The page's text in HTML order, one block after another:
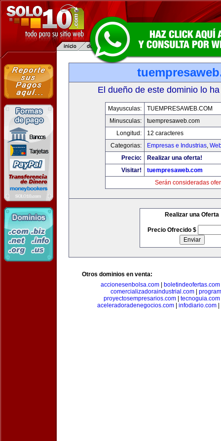
El dueño de este dominio lo
Mayusculas:
TUEMPRESAWEB.COM
Minusculas:
tuempresaweb.com
Longitud:
12 caracteres
Categorias:
Empresas e Industrias,
Precio:
Realizar una oferta!
Visitar!
tuempresaweb.com
Serán consideradas
Realizar una Oferta
Precio Ofrecido $
Otros dominios en venta:
accionesenbolsa.com
boletindeofertas.com
comercializadoraindustrial.com
proyectosempresarios.com
tecnoguia.com
aceleradoradenegocios.com| infodiario.com|